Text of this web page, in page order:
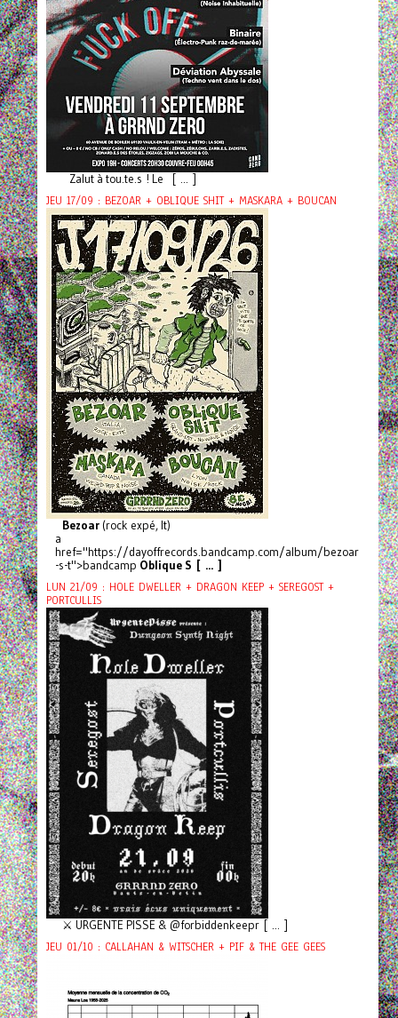
Zalut à tou.te.s ! Le [ ... ]
JEU 17/09 : BEZOAR + OBLIQUE SHIT + MASKARA + BOUCAN
Bezoar(rock expé, It)
a
href="https://dayoffrecords.bandcamp.com/album/bezoar
-s-t">bandcamp Oblique S [ ... ]
LUN 21/09 : HOLE DWELLER + DRAGON KEEP + SEREGOST +
PORTCULLIS
⚔️ URGENTE PISSE & @forbiddenkeepr [ ... ]
JEU 01/10 : CALLAHAN & WITSCHER + PIF & THE GEE GEES